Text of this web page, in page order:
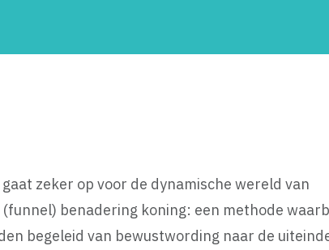
zeker op voor de dynamische wereld van
benadering koning: een methode
begeleid van bewustwording naar de